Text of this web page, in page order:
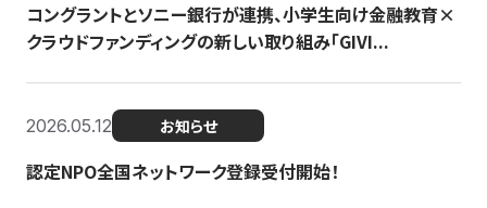
コングラントとソニー銀行が連携、小学生向け金融教育×
クラウドファンディングの新しい取り組み「GIVI...
2026.05.12 お知らせ
認定NPO全国ネットワーク登録受付開始！